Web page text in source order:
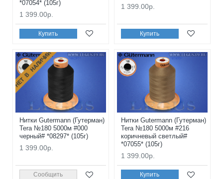
*07054* (105г)
1 399.00р.
Купить
1 399.00р.
Купить
НЕТ В НАЛИЧИИ
Нитки Gutermann (Гутерман)
Tera №180 5000м #000
черный# *08297* (105г)
1 399.00р.
Сообщить
Нитки Gutermann (Гутерман)
Tera №180 5000м #216
коричневый светлый#
*07055* (105г)
1 399.00р.
Купить